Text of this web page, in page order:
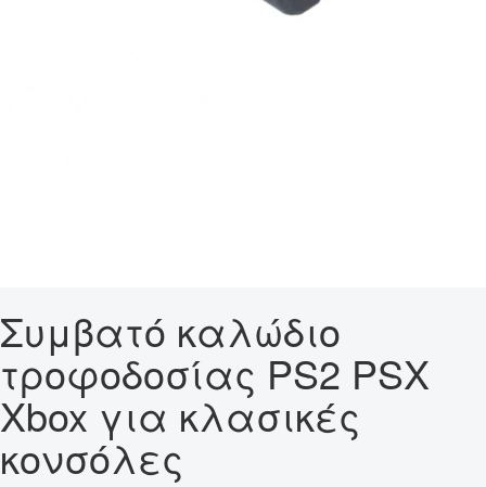
Συμβατό καλώδιο
τροφοδοσίας PS2 PSX
Xbox για κλασικές
κονσόλες